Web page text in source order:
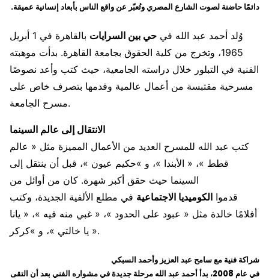
دائمًا حاضنة لصوت الشارع المصريوتُعبّر عن واقع الناس بأبعاد إنسانية عميقة.
وُلد أحمد عبد الله في حي بين السرايات
بالقاهرة في 1 أبريل
1965، وتخرج من كلية الحقوق بجامعة القاهرة. بدأت موهبته
الفنية في التبلور خلال دراسته الجامعية، حيث كتب وأعد نصوصًا
مسرحية مقتبسة من أعمال عالمية وقدمها بتصرف خاص على
مسرح الجامعة.
الانتقال إلى عالم السينما
كتب عبد الله للمسرح العديد من الأعمال المميزة مثل « عالم
قطط »، « الأبندا »، و »حكيم عيون »، قبل أن ينتقل إلى
السينما حيث حقق أكبر شهرة. كان من أوائل من
قدموا الكوميديا الاجتماعية في مطلع الألفية الجديدة، وكتب
أفلامًا خالدة مثل « عبود على الحدود »، « غبي منه فيه »، « يانا
يا خالتي »، و »كركر ».
شراكة فنية مع سامح عبد العزيز وأحمد السبكي
في عام 2008، بدأ أحمد عبد الله مرحلة جديدة في مشواره الفني بعد أن التقى